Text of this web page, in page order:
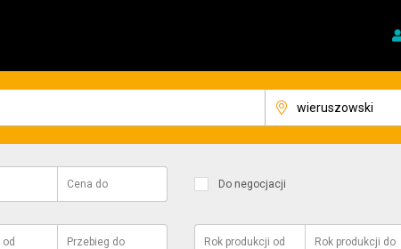
Cena do Do negocjacji
od Przebieg do Rok produkcji od Rok produkcji do